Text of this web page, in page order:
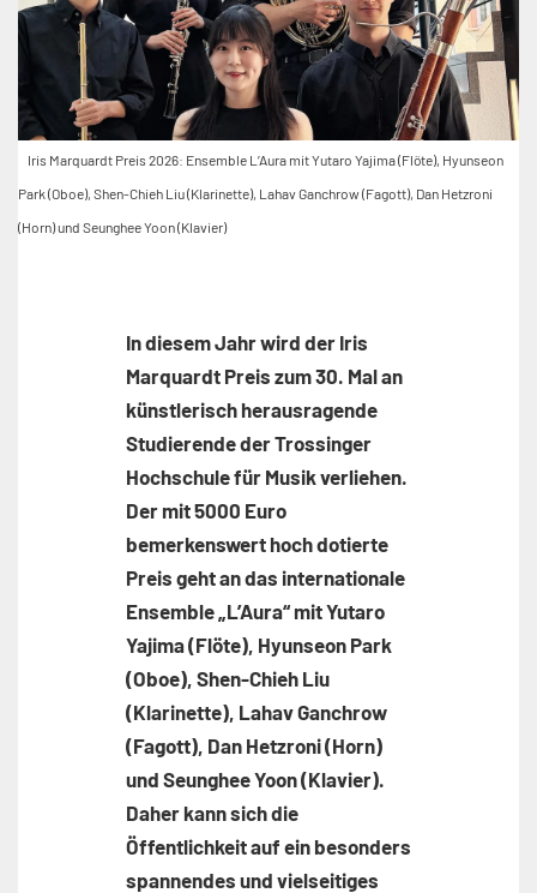
Iris Marquardt Preis 2026: Ensemble L’Aura mit Yutaro Yajima (Flöte), Hyunseon
Park (Oboe), Shen-Chieh Liu (Klarinette), Lahav Ganchrow (Fagott), Dan Hetzroni
(Horn) und Seunghee Yoon (Klavier)
In diesem Jahr wird der Iris
Marquardt Preis zum 30. Mal an
künstlerisch herausragende
Studierende der Trossinger
Hochschule für Musik verliehen.
Der mit 5000 Euro
bemerkenswert hoch dotierte
Preis geht an das internationale
Ensemble „L’Aura“ mit Yutaro
Yajima (Flöte), Hyunseon Park
(Oboe), Shen-Chieh Liu
(Klarinette), Lahav Ganchrow
(Fagott), Dan Hetzroni (Horn)
und Seunghee Yoon (Klavier).
Daher kann sich die
Öffentlichkeit auf ein besonders
spannendes und vielseitiges